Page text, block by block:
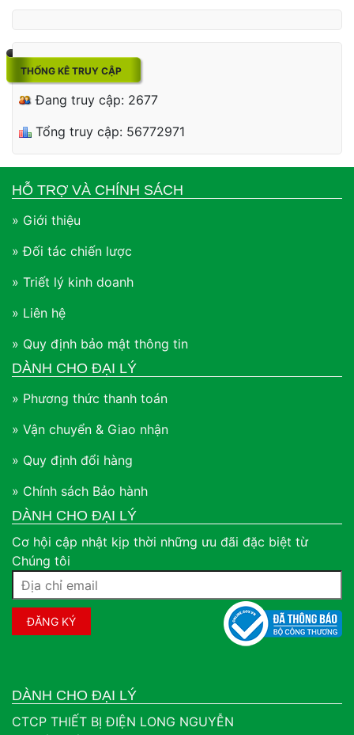
THỐNG KÊ TRUY CẬP
Đang truy cập: 2677
Tổng truy cập: 56772971
HỖ TRỢ VÀ CHÍNH SÁCH
» Giới thiệu
» Đối tác chiến lược
» Triết lý kinh doanh
» Liên hệ
» Quy định bảo mật thông tin
DÀNH CHO ĐẠI LÝ
» Phương thức thanh toán
» Vận chuyển & Giao nhận
» Quy định đổi hàng
» Chính sách Bảo hành
DÀNH CHO ĐẠI LÝ
Cơ hội cập nhật kịp thời những ưu đãi đặc biệt từ
Chúng tôi
DÀNH CHO ĐẠI LÝ
CTCP THIẾT BỊ ĐIỆN LONG NGUYỄN